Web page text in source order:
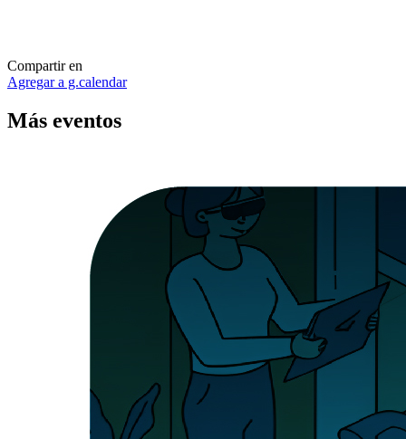
Compartir en
Agregar a g.calendar
Más eventos